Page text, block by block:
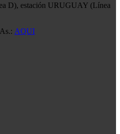
D), estación URUGUAY (Línea
AQUI